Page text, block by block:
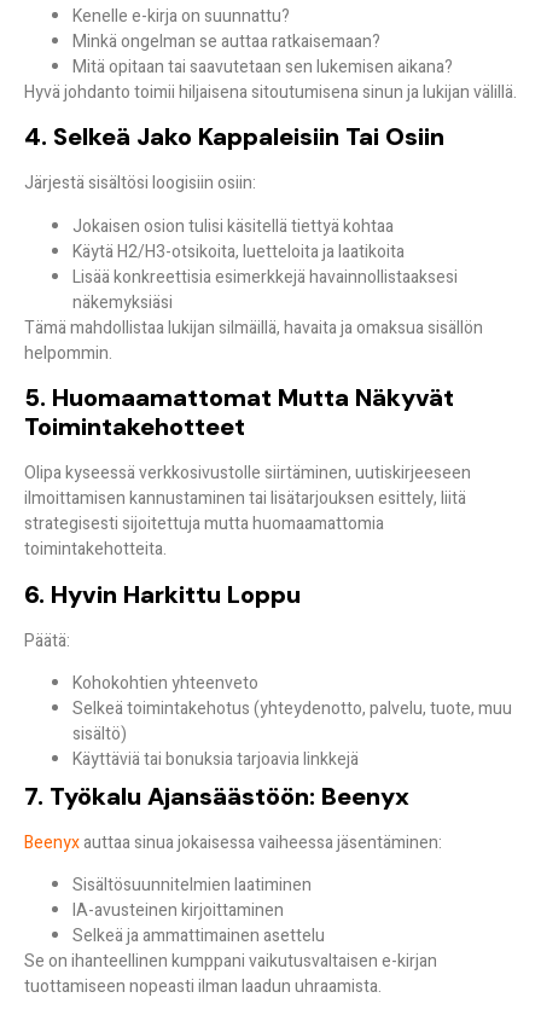
Kenelle e-kirja on suunnattu?
Minkä ongelman se auttaa ratkaisemaan?
Mitä opitaan tai saavutetaan sen lukemisen aikana?
Hyvä johdanto toimii hiljaisena sitoutumisena sinun ja lukijan välillä.
4. Selkeä Jako Kappaleisiin Tai Osiin
Järjestä sisältösi loogisiin osiin:
Jokaisen osion tulisi käsitellä tiettyä kohtaa
Käytä H2/H3-otsikoita, luetteloita ja laatikoita
Lisää konkreettisia esimerkkejä havainnollistaaksesi
näkemyksiäsi
Tämä mahdollistaa lukijansilmäillä, havaita ja omaksuasisällön
helpommin.
5. Huomaamattomat Mutta Näkyvät
Toimintakehotteet
Olipa kyseessä verkkosivustolle siirtäminen, uutiskirjeeseen
ilmoittamisen kannustaminen tai lisätarjouksen esittely, liitä
strategisesti sijoitettuja mutta huomaamattomia
toimintakehotteita.
6. Hyvin Harkittu Loppu
Päätä:
Kohokohtien yhteenveto
Selkeä toimintakehotus (yhteydenotto, palvelu, tuote, muu
sisältö)
Käyttäviä tai bonuksia tarjoavia linkkejä
7. Työkalu Ajansäästöön: Beenyx
Beenyxauttaa sinua jokaisessa vaiheessa jäsentäminen:
Sisältösuunnitelmien laatiminen
IA-avusteinen kirjoittaminen
Selkeä ja ammattimainen asettelu
Se on ihanteellinen kumppani vaikutusvaltaisen e-kirjan
tuottamiseen nopeasti ilman laadun uhraamista.